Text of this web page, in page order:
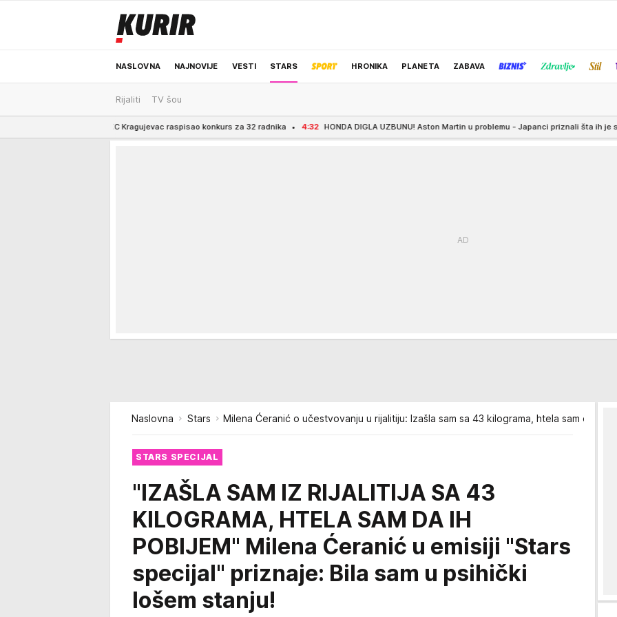
NASLOVNA NAJNOVIJE VESTI STARS HRONIKA PLANETA ZABAVA
ODRŽIVA BUDUĆNOST
Rijaliti TV šou
UKC Kragujevac raspisao konkurs za 32 radnika 4:32 HONDA DIGLA UZBUNU! Aston Martin u problemu - Japanci priznali šta ih je slomilo! 4:00
Naslovna Stars Milena Ćeranić o učestvovanju u rijalitiju: Izašla sam sa 43 kilograma, htela sam da ih
STARS SPECIJAL
"IZAŠLA SAM IZ RIJALITIJA SA 43
KILOGRAMA, HTELA SAM DA IH
POBIJEM" Milena Ćeranić u emisiji "Stars
specijal" priznaje: Bila sam u psihički
lošem stanju!